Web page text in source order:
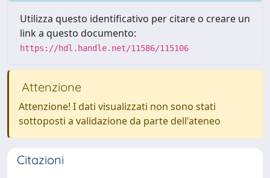
Utilizza questo identificativo per citare o creare un
link a questo documento:
https://hdl.handle.net/11586/115106
Attenzione
Attenzione! I dati visualizzati non sono stati
sottoposti a validazione da parte dell'ateneo
Citazioni